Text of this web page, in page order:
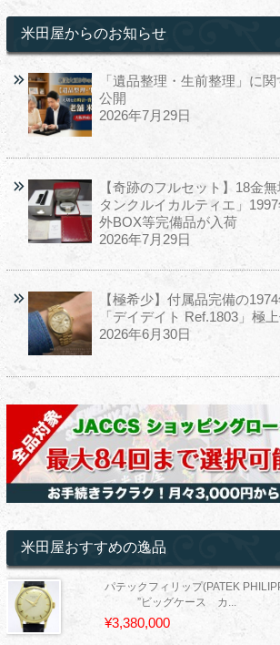
米田屋からのお知らせ
「遺品整理・生前整理」に
公開
2026年7月29日
【奇跡のフルセット】18金
タンクルイカルティエ」
外BOX等完備品が入荷
2026年7月29日
【極希少】付属品完備の
「デイデイト Ref.1803」極
2026年6月30日
米田屋おすすめの逸品
パテックフィリップ(PATEK
”ビッグケース カ...
¥3,380,000